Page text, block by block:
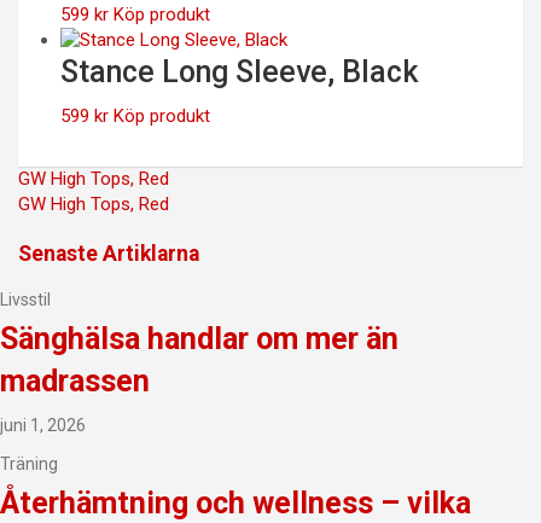
399 kr.319 kr.
599 kr Köp produkt
Stance Long Sleeve, Black
599 kr Köp produkt
Inläggsnavigering
GW High Tops, Red
GW High Tops, Red
Senaste Artiklarna
Livsstil
Sänghälsa handlar om mer än
madrassen
juni 1, 2026
Träning
Återhämtning och wellness – vilka